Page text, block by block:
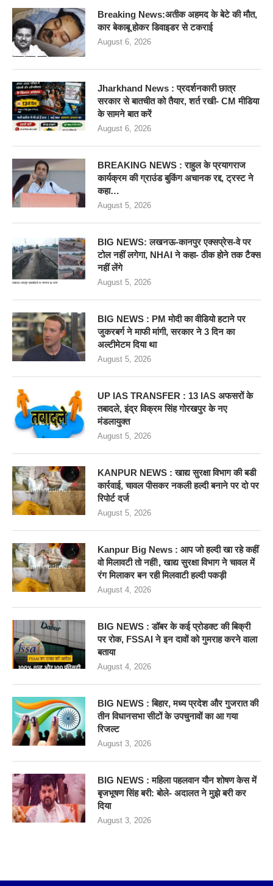
Breaking News:अतीक अहमद के बेटे की मौत,
कार बेकाबू होकर डिवाइडर से टकराई
August 6, 2026
Jharkhand News : प्रदर्शनकारी छात्र
सरकार से बातचीत को तैयार, शर्त रखी- CM मीडिया
के सामने बात करें
August 6, 2026
BREAKING NEWS : राहुल के प्रयागराज
कार्यक्रम की ग्राउंड बुकिंग अचानक रद्द, ट्रस्ट ने
कहा…
August 5, 2026
BIG NEWS: लखनऊ-कानपुर एक्सप्रेस-वे पर
टोल नहीं लगेगा, NHAI ने कहा- ठीक होने तक टैक्स
नहीं लेंगे
August 5, 2026
BIG NEWS : PM मोदी का वीडियो हटाने पर
जुकरबर्ग ने माफी मांगी, सरकार ने 3 दिन का
अल्टीमेटम दिया था
August 5, 2026
UP IAS TRANSFER : 13 IAS अफसरों के
तबादले, इंद्र विक्रम सिंह गोरखपुर के नए
मंडलायुक्त
August 5, 2026
KANPUR NEWS : खाद्य सुरक्षा विभाग की बडी
कार्रवाई, चावल पीसकर नकली हल्दी बनाने पर दो पर
रिपोर्ट दर्ज
August 5, 2026
Kanpur Big News : आप जो हल्दी खा रहे कहीं
वो मिलावटी तो नहीं!, खाद्य सुरक्षा विभाग ने चावल में
रंग मिलाकर बन रही मिलवाटी हल्दी पकड़ी
August 4, 2026
BIG NEWS : डॉबर के कई प्रोडक्ट की बिक्री
पर रोक, FSSAI ने इन दावों को गुमराह करने वाला
बताया
August 4, 2026
BIG NEWS : बिहार, मध्य प्रदेश और गुजरात की
तीन विधानसभा सीटों के उपचुनावों का आ गया
रिजल्ट
August 3, 2026
BIG NEWS : महिला पहलवान यौन शोषण केस में
बृजभूषण सिंह बरी: बोले- अदालत ने मुझे बरी कर
दिया
August 3, 2026